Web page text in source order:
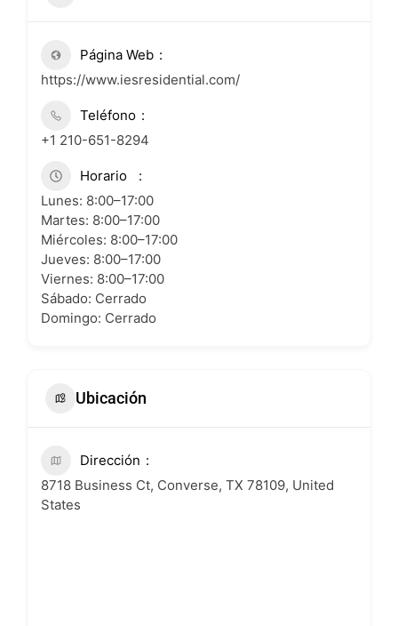
Página Web
https://www.iesresidential.com/
Teléfono
+1 210-651-8294
Horario
Lunes: 8:00–17:00
Martes: 8:00–17:00
Miércoles: 8:00–17:00
Jueves: 8:00–17:00
Viernes: 8:00–17:00
Sábado: Cerrado
Domingo: Cerrado
Ubicación
Dirección
8718 Business Ct, Converse, TX 78109, United
States